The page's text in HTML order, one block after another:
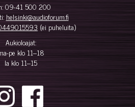
09-41 500 200
helsinki@audioforum.fi
(ei puheluita)
Aukioloajat:
pe klo 11–18
la klo 11–15